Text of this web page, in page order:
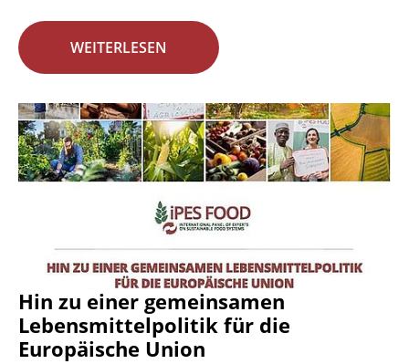
WEITERLESEN
Hin zu einer gemeinsamen
Lebensmittelpolitik für die
Europäische Union